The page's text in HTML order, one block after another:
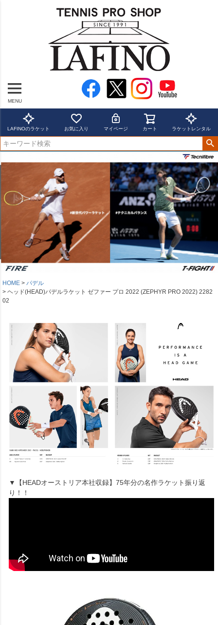
MENU
LAFINOのラケット お気に入り マイページ カート ラケットレンタル
HOME
パデル
ヘッド(HEAD)パデルラケット ゼファー プロ 2022 (ZEPHYR PRO 2022) 2282
02
▼【HEADオーストリア本社収録】75年分の名作ラケット振り返
り！！